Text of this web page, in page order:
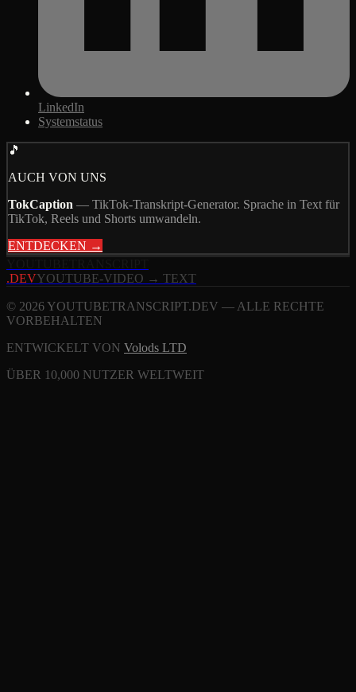
LinkedIn
Systemstatus
🎵
AUCH VON UNS
TokCaption — TikTok-Transkript-Generator. Sprache in Text für
TikTok, Reels und Shorts umwandeln.
ENTDECKEN →
.DEVYOUTUBE-VIDEO → TEXT
© 2026 YOUTUBETRANSCRIPT.DEV — ALLE RECHTE
VORBEHALTEN
ENTWICKELT VON Volods LTD
ÜBER 10,000 NUTZER WELTWEIT